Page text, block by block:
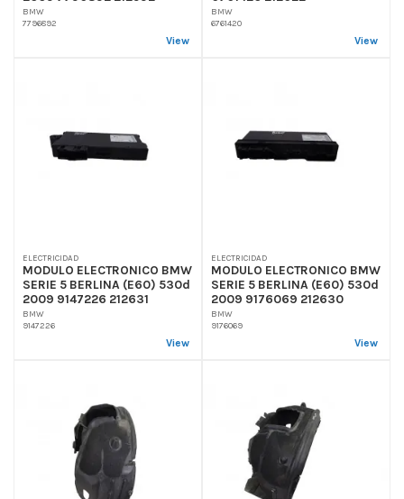
BMW
7796892
View
BMW
6761420
View
ELECTRICIDAD
MODULO ELECTRONICO BMW
SERIE 5 BERLINA (E60) 530d
2009 9147226 212631
BMW
9147226
View
ELECTRICIDAD
MODULO ELECTRONICO BMW
SERIE 5 BERLINA (E60) 530d
2009 9176069 212630
BMW
9176069
View